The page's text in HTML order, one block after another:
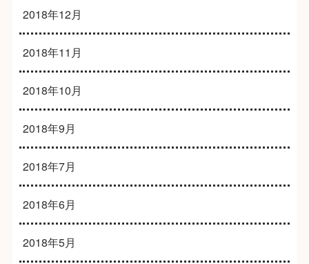
2018年12月
2018年11月
2018年10月
2018年9月
2018年7月
2018年6月
2018年5月